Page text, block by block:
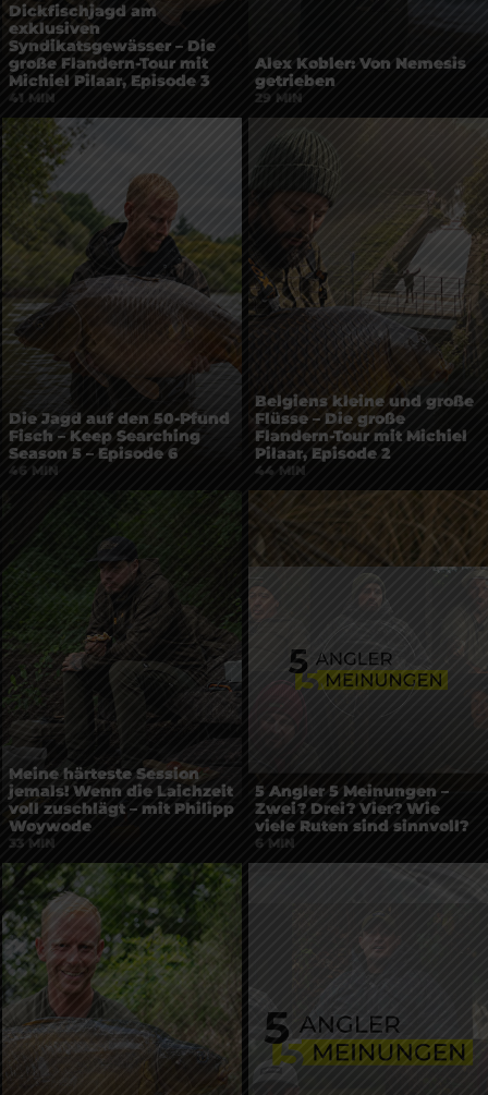
41 MIN
Dickfischjagd am
exklusiven
Syndikatsgewässer – Die
große Flandern-Tour mit
Michiel Pilaar, Episode 3
29 MIN
Alex Kobler: Von Nemesis
getrieben
46 MIN
Die Jagd auf den 50-Pfund
Fisch – Keep Searching
Season 5 – Episode 6
44 MIN
Belgiens kleine und große
Flüsse – Die große
Flandern-Tour mit Michiel
Pilaar, Episode 2
33 MIN
Meine härteste Session
jemals! Wenn die Laichzeit
voll zuschlägt – mit Philipp
Woywode
6 MIN
5 Angler 5 Meinungen –
Zwei? Drei? Vier? Wie
viele Ruten sind sinnvoll?